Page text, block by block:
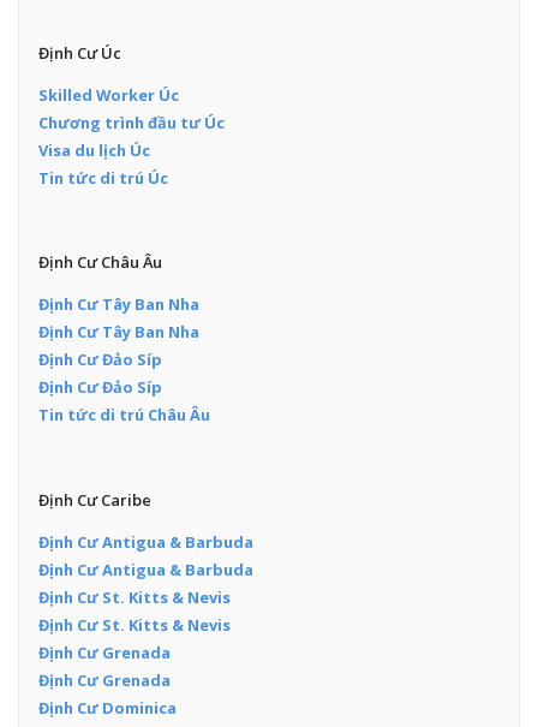
Định Cư Úc
Skilled Worker Úc
Chương trình đầu tư Úc
Visa du lịch Úc
Tin tức di trú Úc
Định Cư Châu Âu
Định Cư Tây Ban Nha
Định Cư Tây Ban Nha
Định Cư Đảo Síp
Định Cư Đảo Síp
Tin tức di trú Châu Âu
Định Cư Caribe
Định Cư Antigua & Barbuda
Định Cư Antigua & Barbuda
Định Cư St. Kitts & Nevis
Định Cư St. Kitts & Nevis
Định Cư Grenada
Định Cư Grenada
Định Cư Dominica